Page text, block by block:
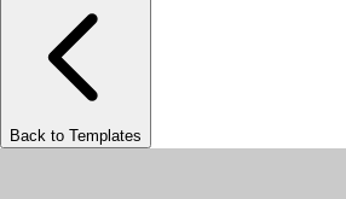
Back to Templates